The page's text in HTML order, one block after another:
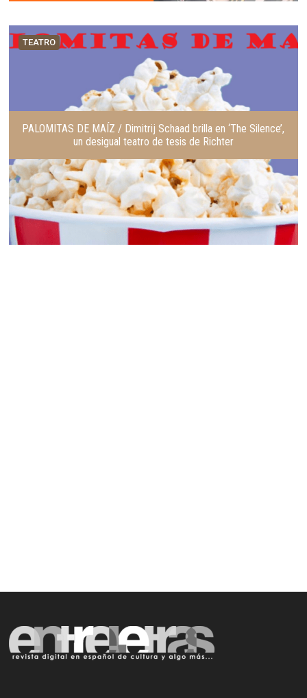
TEATRO
PALOMITAS DE MAÍZ / Dimitrij Schaad brilla en ‘The Silence’,
un desigual teatro de tesis de Richter